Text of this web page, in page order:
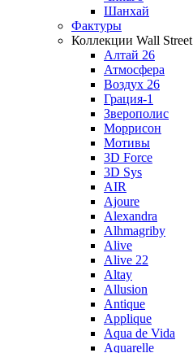
Шанхай
Фактуры
Коллекции Wall Street
Алтай 26
Атмосфера
Воздух 26
Грация-1
Зверополис
Моррисон
Мотивы
3D Force
3D Sys
AIR
Ajoure
Alexandra
Alhmagriby
Alive
Alive 22
Altay
Allusion
Antique
Applique
Aqua de Vida
Aquarelle